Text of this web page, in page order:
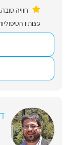
"חוויה
עצותיו